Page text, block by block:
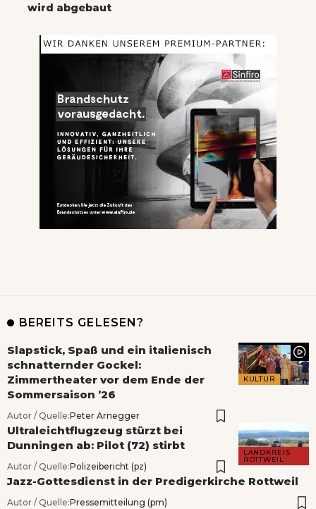
wird abgebaut
BEREITS GELESEN?
KULTUR
Slapstick, Spaß und ein italienisch
schnatternder Gockel:
Zimmertheater vor dem Ende der
Sommersaison ’26
Autor / Quelle:Peter Arnegger
LANDKREIS
ROTTWEIL
Ultraleichtflugzeug stürzt bei
Dunningen ab: Pilot (72) stirbt
Autor / Quelle:Polizeibericht (pz)
Jazz-Gottesdienst in der Predigerkirche Rottweil
Autor / Quelle:Pressemitteilung (pm)